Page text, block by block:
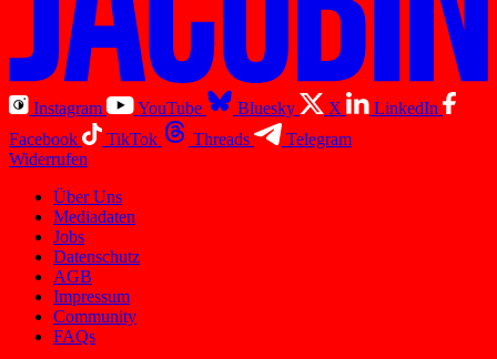
Instagram YouTube Bluesky X
LinkedIn
Facebook
TikTok Threads
Telegram
Widerrufen
Über Uns
Mediadaten
Jobs
Datenschutz
AGB
Impressum
Community
FAQs